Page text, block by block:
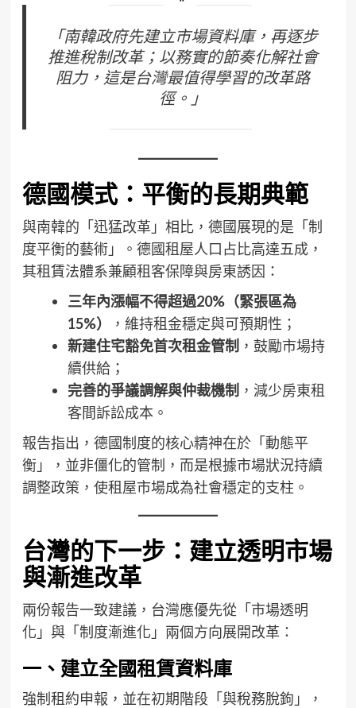
「南韓政府先建立市場資料庫，再逐步
推進稅制改革；以務實的節奏化解社會
阻力，這是台灣最值得學習的改革路
徑。」
德國模式：平衡的長期典範
與南韓的「迅猛改革」相比，德國展現的是「制
度平衡的藝術」。德國租屋人口占比高達五成，
其租賃法體系兼顧租客保障與房東誘因：
三年內漲幅不得超過20%（緊張區為
15%）
，維持租金穩定與可預期性；
新建住宅豁免首次租金管制 ，鼓勵市場持
續供給；
完善的爭議調解與仲裁機制 ，減少房東租
客間訴訟成本。
報告指出，德國制度的核心精神在於「動態平
衡」，並非僵化的管制，而是根據市場狀況持續
調整政策，使租屋市場成為社會穩定的支柱。
台灣的下一步：建立透明市場
與漸進改革
兩份報告一致建議，台灣應優先從「市場透明
化」與「制度漸進化」兩個方向展開改革：
一、建立全國租賃資料庫
強制租約申報，並在初期階段「與稅務脫鉤」，